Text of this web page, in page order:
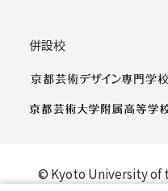
併設校
© Kyoto University of